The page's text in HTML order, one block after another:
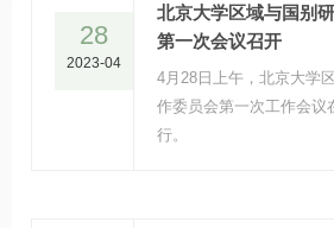
28
2023-04
北京大学区域与国别
第一次会议召开
4月28日上午，北京大学
作委员会第一次工作会议
行。